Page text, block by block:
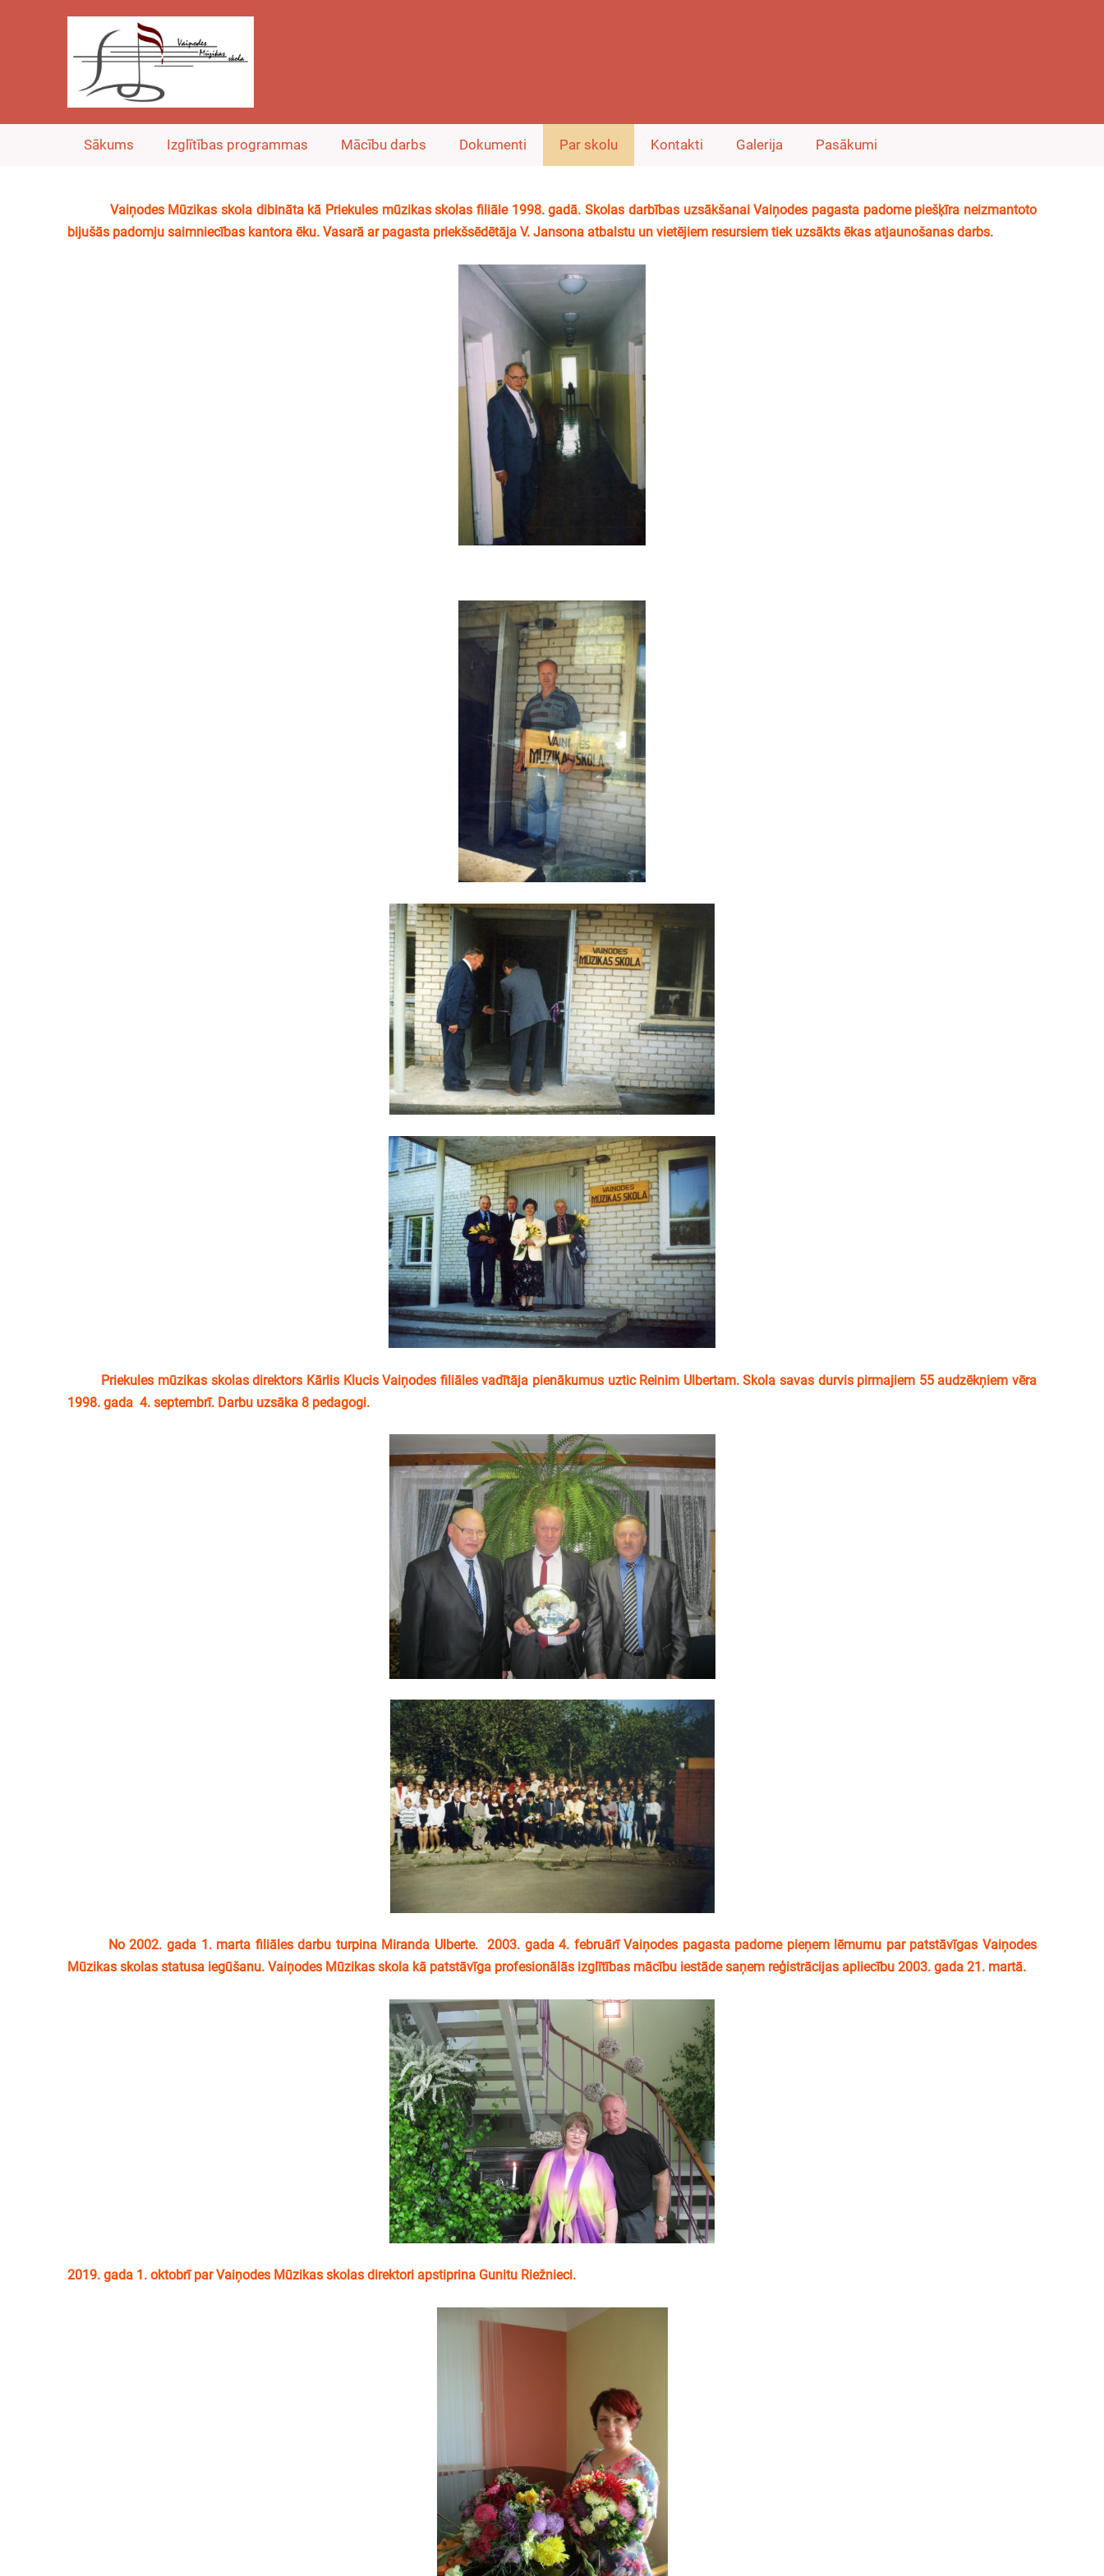
Sākums Izglītības programmas Mācību darbs Dokumenti Par skolu Kontakti Galerija Pasākumi
Vaiņodes Mūzikas skola dibināta kā Priekules mūzikas skolas filiāle 1998. gadā. Skolas darbības uzsākšanai Vaiņodes pagasta padome piešķīra neizmantoto
bijušās padomju saimniecības kantora ēku. Vasarā ar pagasta priekšsēdētāja V. Jansona atbalstu un vietējiem resursiem tiek uzsākts ēkas atjaunošanas darbs.
Priekules mūzikas skolas direktors Kārlis Klucis Vaiņodes filiāles vadītāja pienākumus uztic Reinim Ulbertam. Skola savas durvis pirmajiem 55 audzēkņiem vēra
1998. gada 4. septembrī. Darbu uzsāka 8 pedagogi.
No 2002. gada 1. marta filiāles darbu turpina Miranda Ulberte. 2003. gada 4. februārī Vaiņodes pagasta padome pieņem lēmumu par patstāvīgas Vaiņodes
Mūzikas skolas statusa iegūšanu. Vaiņodes Mūzikas skola kā patstāvīga profesionālās izglītības mācību iestāde saņem reģistrācijas apliecību 2003. gada 21. martā.
2019. gada 1. oktobrī par Vaiņodes Mūzikas skolas direktori apstiprina Gunitu Riežnieci.